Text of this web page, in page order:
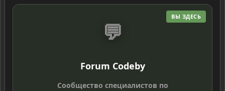
ВЫ ЗДЕСЬ
💬
Forum Codeby
Сообщество специалистов по